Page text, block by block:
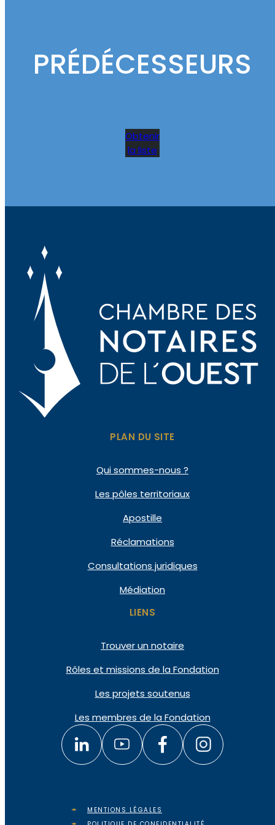
PRÉDÉCESSEURS
Obtenir
la liste
PLAN DU SITE
Qui sommes-nous ?
Les pôles territoriaux
Apostille
Réclamations
Consultations juridiques
Médiation
LIENS
Trouver un notaire
Rôles et missions de la Fondation
Les projets soutenus
Les membres de la Fondation
MENTIONS LÉGALES